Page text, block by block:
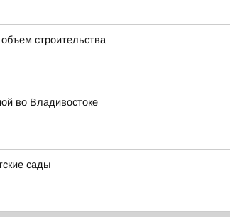
строительства
во Владивостоке
сады